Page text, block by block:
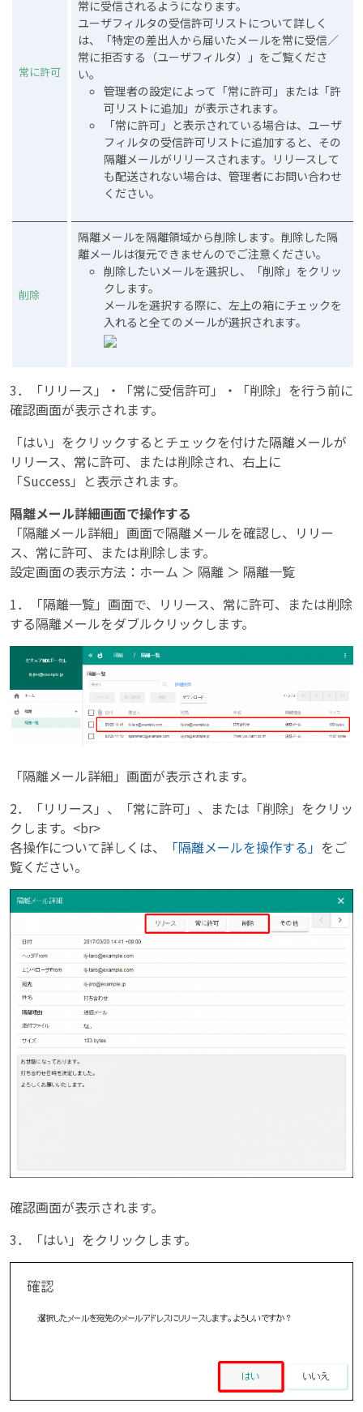
常に許可
常に受信されるようになります。
ユーザフィルタの受信許可リストについて詳しく
は、「特定の差出人から届いたメールを常に受信／
常に拒否する（ユーザフィルタ）」をご覧くださ
い。
管理者の設定によって「常に許可」または「許
可リストに追加」が表示されます。
「常に許可」と表示されている場合は、ユーザ
フィルタの受信許可リストに追加すると、その
隔離メールがリリースされます。リリースして
も配送されない場合は、管理者にお問い合わせ
ください。
削除
隔離メールを隔離領域から削除します。削除した隔
離メールは復元できませんのでご注意ください。
削除したいメールを選択し、「削除」をクリッ
クします。
メールを選択する際に、左上の箱にチェックを
入れると全てのメールが選択されます。
3．「リリース」・「常に受信許可」・「削除」を行う前に
確認画面が表示されます。
「はい」をクリックするとチェックを付けた隔離メールが
リリース、常に許可、または削除され、右上に
「Success」と表示されます。
隔離メール詳細画面で操作する
「隔離メール詳細」画面で隔離メールを確認し、リリー
ス、常に許可、または削除します。
設定画面の表示方法：ホーム ＞ 隔離 ＞ 隔離一覧
1．「隔離一覧」画面で、リリース、常に許可、または削除
する隔離メールをダブルクリックします。
「隔離メール詳細」画面が表示されます。
2．「リリース」、「常に許可」、または「削除」をクリッ
クします。<br>
各操作について詳しくは、
「隔離メールを操作する」 をご
覧ください。
確認画面が表示されます。
3．「はい」をクリックします。